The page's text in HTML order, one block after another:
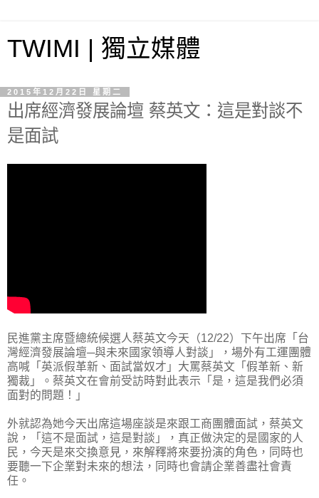
TWIMI | 獨立媒體
2015年12月22日 星期二
出席經濟發展論壇 蔡英文：這是對談不
是面試
民進黨主席暨總統候選人蔡英文今天（12/22）下午出席「台
灣經濟發展論壇─與未來國家領導人對談」，場外有工運團體
高喊「英派假革新、面試當奴才」大罵蔡英文「假革新、新
獨裁」。蔡英文在會前受訪時對此表示「是，這是我們必須
面對的問題！」
外就認為她今天出席這場座談是來跟工商團體面試，蔡英文
說，「這不是面試，這是對談」，真正做決定的是國家的人
民，今天是來交換意見，來解釋將來要扮演的角色，同時也
要聽一下企業對未來的想法，同時也會請企業善盡社會責
任。